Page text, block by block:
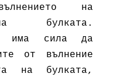
на
булката.
има сила да
от вълнение
на булката,